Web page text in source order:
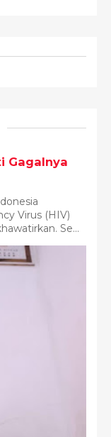
Gagalnya
Virus (HIV)
Se...